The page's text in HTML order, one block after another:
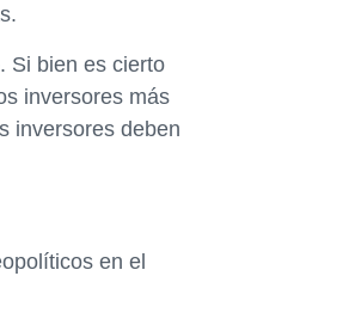
Si bien es cierto
inversores más
inversores deben
en el